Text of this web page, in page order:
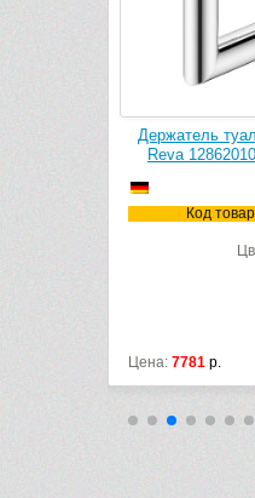
Держатель
Reva
Код
Цена: 7781 р.